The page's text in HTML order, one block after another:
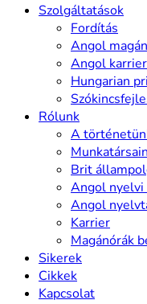
Szolgáltatások
Fordítás
Angol
Angol
Hungarian
Rólunk
A
Brit
Angol nyelvi
Angol
Karrier
Magánórák
Sikerek
Cikkek
Kapcsolat